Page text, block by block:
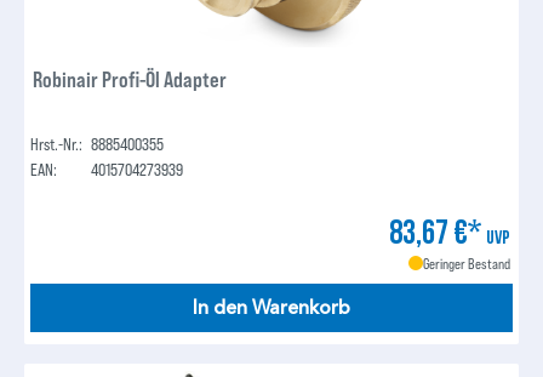
Robinair Profi-Öl Adapter
Hrst.-Nr.: 8885400355
EAN:
4015704273939
83,67 €* UVP
Geringer Bestand
In den Warenkorb